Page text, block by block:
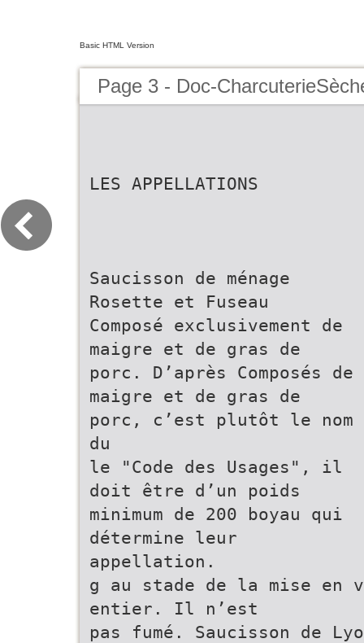
Basic HTML Version
Page 3 - Doc-
LES APPELLATIONS
Saucisson de ménage
Rosette et Fuseau
Composé exclusivement de
maigre et de gras de
porc. D’après Composés de
maigre et de gras de
porc, c’est plutôt le nom
du
le "Code des Usages", il
doit être d’un poids
minimum de 200 boyau qui
détermine leur
appellation.
g au stade de la mise en
entier. Il n’est
pas fumé. Saucisson de